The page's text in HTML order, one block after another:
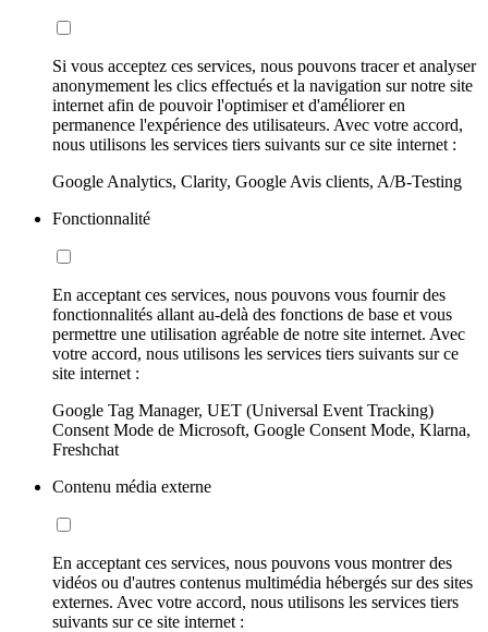
Si vous acceptez ces services, nous pouvons tracer et analyser
anonymement les clics effectués et la navigation sur notre site
internet afin de pouvoir l'optimiser et d'améliorer en
permanence l'expérience des utilisateurs. Avec votre accord,
nous utilisons les services tiers suivants sur ce site internet :
Google Analytics, Clarity, Google Avis clients, A/B-Testing
Fonctionnalité
En acceptant ces services, nous pouvons vous fournir des
fonctionnalités allant au-delà des fonctions de base et vous
permettre une utilisation agréable de notre site internet. Avec
votre accord, nous utilisons les services tiers suivants sur ce
site internet :
Google Tag Manager, UET (Universal Event Tracking)
Consent Mode de Microsoft, Google Consent Mode, Klarna,
Freshchat
Contenu média externe
En acceptant ces services, nous pouvons vous montrer des
vidéos ou d'autres contenus multimédia hébergés sur des sites
externes. Avec votre accord, nous utilisons les services tiers
suivants sur ce site internet :